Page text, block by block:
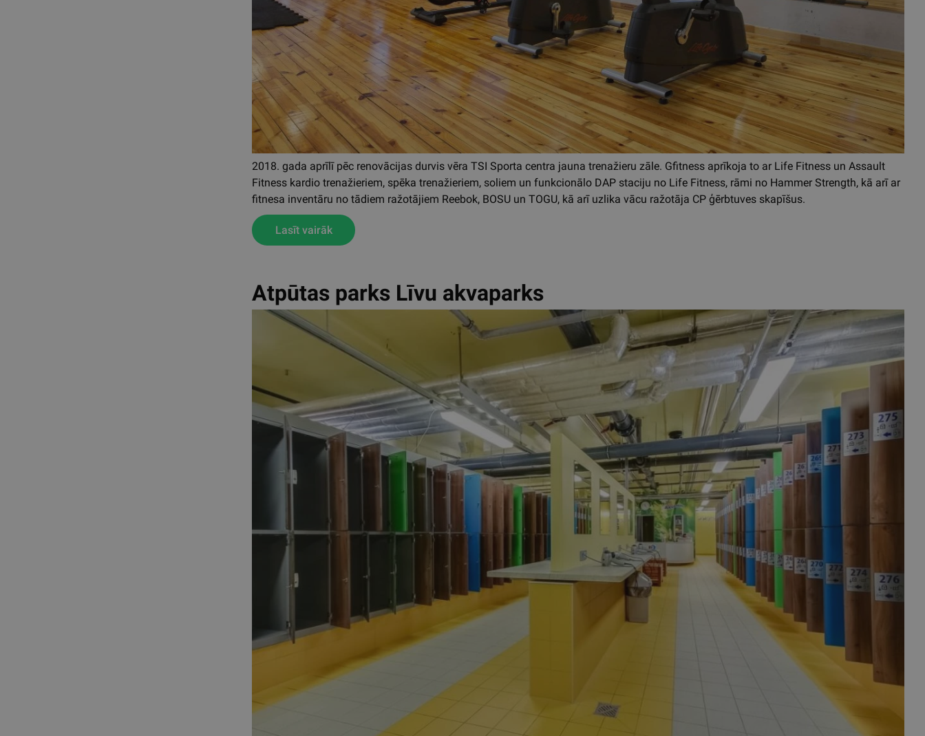
2018. gada aprīlī pēc renovācijas durvis vēra TSI Sporta centra jauna trenažieru zāle. Gfitness aprīkoja to ar Life Fitness un Assault
Fitness kardio trenažieriem, spēka trenažieriem, soliem un funkcionālo DAP staciju no Life Fitness, rāmi no Hammer Strength, kā arī ar
fitnesa inventāru no tādiem ražotājiem Reebok, BOSU un TOGU, kā arī uzlika vācu ražotāja CP ģērbtuves skapīšus.
Lasīt vairāk
Atpūtas parks Līvu akvaparks